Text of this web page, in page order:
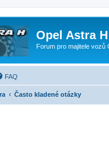
Opel Astra
Forum pro majitele vozů
FAQ
Často kladené otázky